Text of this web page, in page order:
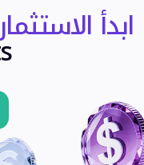
ابدأ